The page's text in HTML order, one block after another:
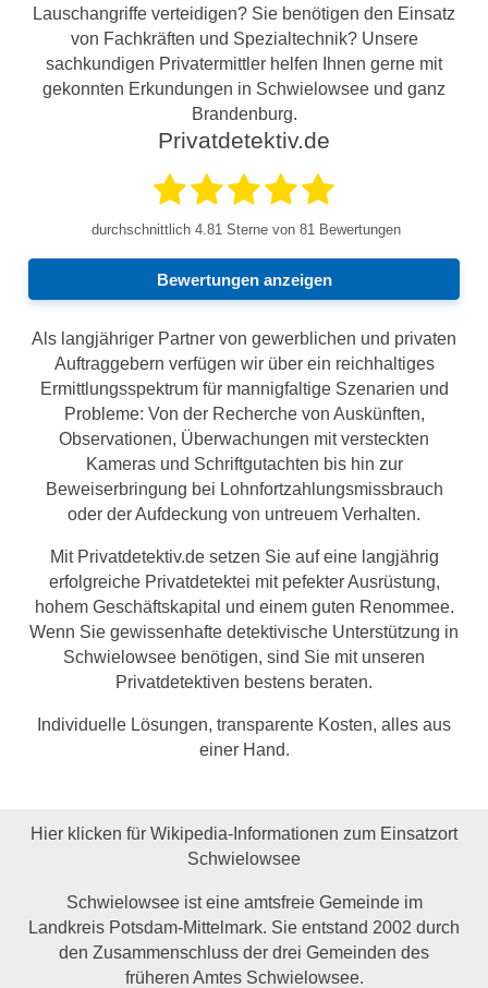
Lauschangriffe verteidigen? Sie benötigen den Einsatz
von Fachkräften und Spezialtechnik? Unsere
sachkundigen Privatermittler helfen Ihnen gerne mit
gekonnten Erkundungen in Schwielowsee und ganz
Brandenburg.
Privatdetektiv.de
durchschnittlich 4.81 Sterne von 81 Bewertungen
Bewertungen anzeigen
Als langjähriger Partner von gewerblichen und privaten
Auftraggebern verfügen wir über ein reichhaltiges
Ermittlungsspektrum für mannigfaltige Szenarien und
Probleme: Von der Recherche von Auskünften,
Observationen, Überwachungen mit versteckten
Kameras und Schriftgutachten bis hin zur
Beweiserbringung bei Lohnfortzahlungsmissbrauch
oder der Aufdeckung von untreuem Verhalten.
Mit Privatdetektiv.de setzen Sie auf eine langjährig
erfolgreiche Privatdetektei mit pefekter Ausrüstung,
hohem Geschäftskapital und einem guten Renommee.
Wenn Sie gewissenhafte detektivische Unterstützung in
Schwielowsee benötigen, sind Sie mit unseren
Privatdetektiven bestens beraten.
Individuelle Lösungen, transparente Kosten, alles aus
einer Hand.
Hier klicken für Wikipedia-Informationen zum Einsatzort
Schwielowsee
Schwielowsee ist eine amtsfreie Gemeinde im
Landkreis Potsdam-Mittelmark. Sie entstand 2002 durch
den Zusammenschluss der drei Gemeinden des
früheren Amtes Schwielowsee.